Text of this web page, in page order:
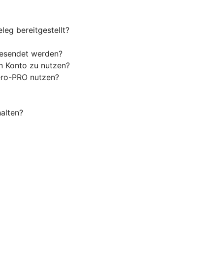
bereitgestellt?
werden?
Konto zu nutzen?
PRO nutzen?